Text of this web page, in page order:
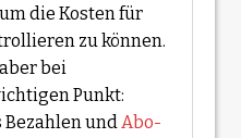
die Kosten für
zu können.
bei
Punkt:
undAbo-